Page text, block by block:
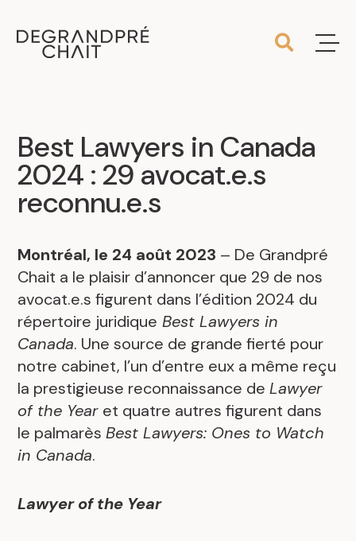
Best Lawyers in Canada
2024 : 29 avocat.e.s
reconnu.e.s
Montréal, le 24 août 2023 – De Grandpré
Chait a le plaisir d’annoncer que 29 de nos
avocat.e.s figurent dans l’édition 2024 du
répertoire juridique Best Lawyers in
Canada. Une source de grande fierté pour
notre cabinet, l’un d’entre eux a même reçu
la prestigieuse reconnaissance deLawyer
of the Year et quatre autres figurent dans
le palmarèsBest Lawyers: Ones to Watch
in Canada.
Lawyer of the Year